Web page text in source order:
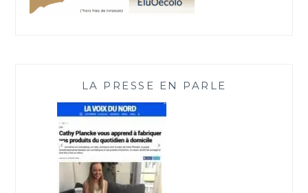
LA PRESSE EN PARLE